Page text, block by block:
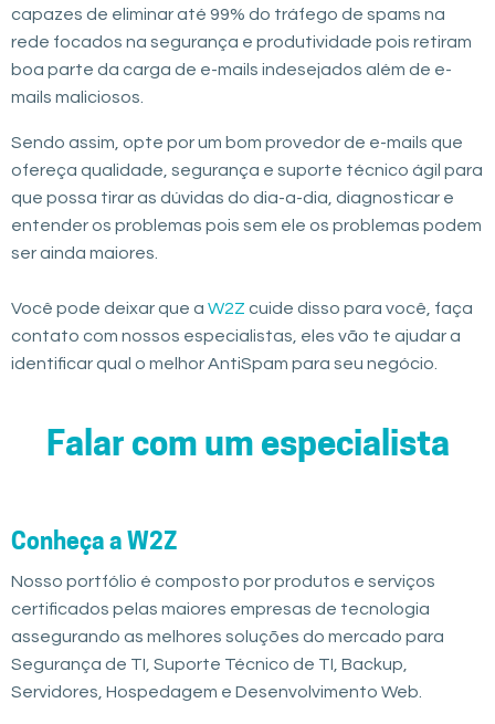
capazes de eliminar até 99% do tráfego de spams na
rede focados na segurança e produtividade pois retiram
boa parte da carga de e-mails indesejados além de e-
mails maliciosos.
Sendo assim, opte por um bom provedor de e-mails que
ofereça qualidade, segurança e suporte técnico ágil para
que possa tirar as dúvidas do dia-a-dia, diagnosticar e
entender os problemas pois sem ele os problemas podem
ser ainda maiores.
Você pode deixar que a W2Z cuide disso para você, faça
contato com nossos especialistas, eles vão te ajudar a
identificar qual o melhor AntiSpam para seu negócio.
Falar com um especialista
Conheça a W2Z
Nosso portfólio é composto por produtos e serviços
certificados pelas maiores empresas de tecnologia
assegurando as melhores soluções do mercado para
Segurança de TI, Suporte Técnico de TI, Backup,
Servidores, Hospedagem e Desenvolvimento Web.